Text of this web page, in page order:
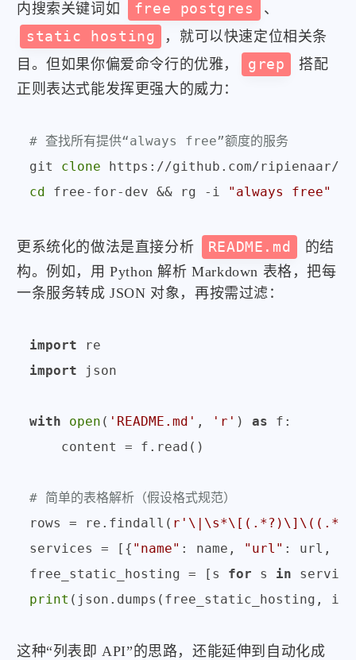
内搜索关键词如
free postgres
、
static hosting
，就可以快速定位相关条
目。但如果你偏爱命令行的优雅，
grep
搭配
正则表达式能发挥更强大的威力：
# 查找所有提供“always free”额度的服务
git clone
cd free-for-dev && rg -i "always free"
更系统化的做法是直接分析 README.md
的结
构。例如，用 Python 解析 Markdown 表格，把每
一条服务转成 JSON 对象，再按需过滤：
import
import json
with open ( 'README.md' , 'r' ) as f:
    content = f.read()
# 简单的表格解析（假设格式规范）
rows = re.findall(
services = [{ "name" : name, "url" : url,
free_static_hosting = [s for s in
print (json.dumps(free_static_hosting,
这种“列表即 API”的思路，还能延伸到自动化成